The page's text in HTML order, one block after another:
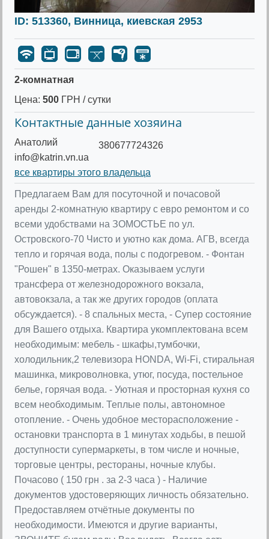
ID: 513360, Винница, киевская 2953
2-комнатная
Цена: 500 ГРН / сутки
Контактные данные хозяина
Анатолий
info@katrin.vn.ua
380677724326
все квартиры этого владельца
Предлагаем Вам для посуточной и почасовой
аренды 2-комнатную квартиру с евро ремонтом и со
всеми удобствами на ЗОМОСТЬЕ по ул.
Островского-70 Чисто и уютно как дома. АГВ, всегда
тепло и горячая вода, полы с подогревом. - Фонтан
"Рошен" в 1350-метрах. Оказываем услуги
трансфера от железнодорожного вокзала,
автовокзала, а так же других городов (оплата
обсуждается). - 8 спальных места, - Супер состояние
для Вашего отдыха. Квартира укомплектована всем
необходимым: мебель - шкафы,тумбочки,
холодильник,2 телевизора HONDA, Wi-Fi, стиральная
машинка, микроволновка, утюг, посуда, постельное
белье, горячая вода. - Уютная и просторная кухня со
всем необходимым. Теплые полы, автономное
отопление. - Очень удобное месторасположение -
остановки транспорта в 1 минутах ходьбы, в пешой
доступности супермаркеты, в том числе и ночные,
торговые центры, рестораны, ночные клубы.
Почасово ( 150 грн . за 2-3 часа ) - Наличие
документов удостоверяющих личность обязательно.
Предоставляем отчётные документы по
необходимости. Имеются и другие варианты,